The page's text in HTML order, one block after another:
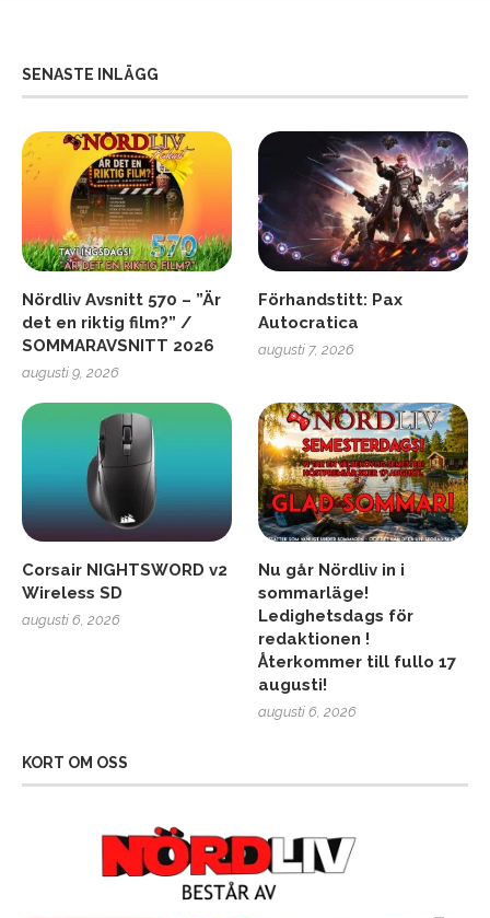
SENASTE INLÄGG
Nördliv Avsnitt 570 – ”Är
det en riktig film?” /
SOMMARAVSNITT 2026
augusti 9, 2026
Förhandstitt: Pax
Autocratica
augusti 7, 2026
Corsair NIGHTSWORD v2
Wireless SD
augusti 6, 2026
Nu går Nördliv in i
sommarläge!
Ledighetsdags för
redaktionen !
Återkommer till fullo 17
augusti!
augusti 6, 2026
KORT OM OSS